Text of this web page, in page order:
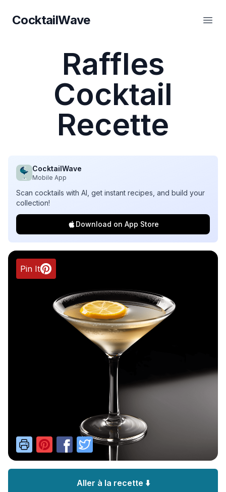
CocktailWave
CocktailWave
Raffles
Cocktail
Recette
CocktailWave
Mobile App
Scan cocktails with AI, get instant recipes, and build your
collection!
Download on App Store
Pin It
Aller à la recette ⬇️